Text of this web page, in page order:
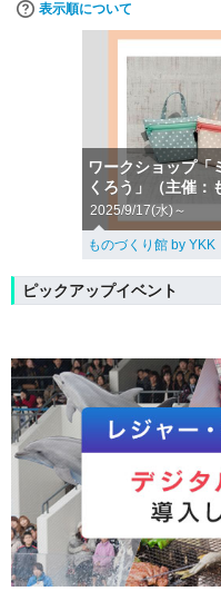
表示順について
ワークショップ「
くろう」（主催
2025/9/17(水)～
ものづくり館 by YKK
ピックアップイベント